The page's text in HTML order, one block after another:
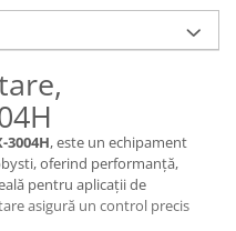
3004H, este un echipament
oferind performanță,
pentru aplicații de
asigură un control precis